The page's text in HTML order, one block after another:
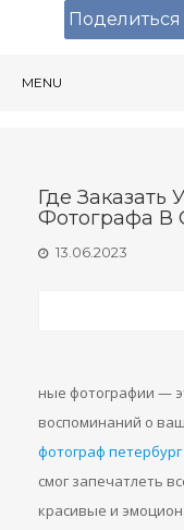
MENU
Где Заказать
Фотографа В
13.06.2023
ные фотографии —
воспоминаний о
фотограф петербург
смог запечатлеть
красивые и
Поделиться